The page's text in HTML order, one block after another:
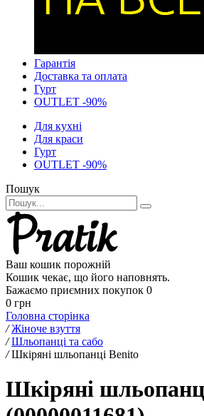
Гарантія
Доставка та оплата
Гурт
OUTLET -90%
Для кухні
Для краси
Гурт
OUTLET -90%
Пошук
Ваш кошик порожній
Кошик чекає, що його наповнять.
Бажаємо приємних покупок 0
0 грн
Головна сторінка
/ Жіноче взуття
/ Шльопанці та сабо
/ Шкіряні шльопанці Benito
Шкіряні